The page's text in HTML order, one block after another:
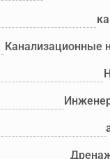
Канализационные